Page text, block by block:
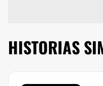
HISTORIAS